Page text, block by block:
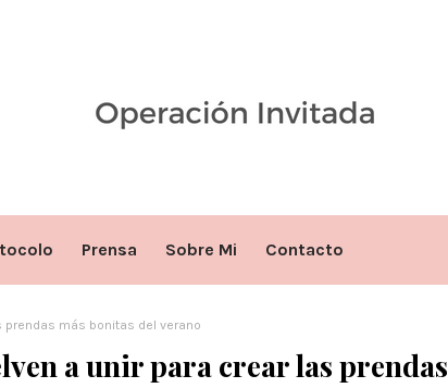
Prensa Sobre Mi Contacto
prendas más bonitas del verano
a unir para crear las prendas